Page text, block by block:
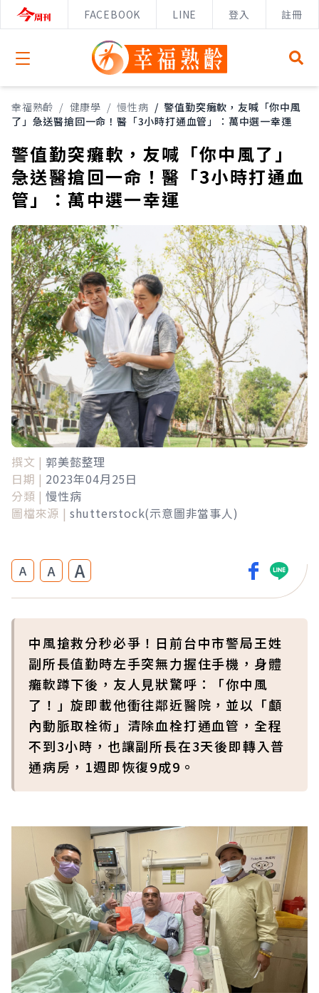
FACEBOOK LINE 登入 註冊
Open menu
幸福熟齡 / 健康學 / 慢性病 / 警值勤突癱軟，友喊「你中風
了」急送醫搶回一命！醫「3小時打通血管」：萬中選一幸運
警值勤突癱軟，友喊「你中風了」
急送醫搶回一命！醫「3小時打通血
管」：萬中選一幸運
撰文 | 郭美懿整理
日期 | 2023年04月25日
分類 | 慢性病
圖檔來源 | shutterstock(示意圖非當事人)
A A A
中風搶救分秒必爭！日前台中市警局王姓
副所長值勤時左手突無力握住手機，身體
癱軟蹲下後，友人見狀驚呼：「你中風
了！」旋即載他衝往鄰近醫院，並以「顱
內動脈取栓術」清除血栓打通血管，全程
不到3小時，也讓副所長在3天後即轉入普
通病房，1週即恢復9成9。